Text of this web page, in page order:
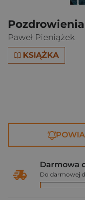
Paweł Pieniążek
KSIĄŻKA
Darmowa
Do darmowej